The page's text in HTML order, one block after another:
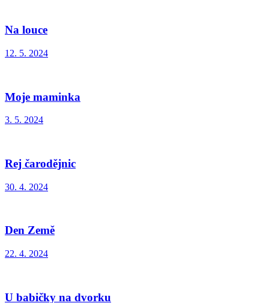
Na louce
12. 5. 2024
Moje maminka
3. 5. 2024
Rej čarodějnic
30. 4. 2024
Den Země
22. 4. 2024
U babičky na dvorku